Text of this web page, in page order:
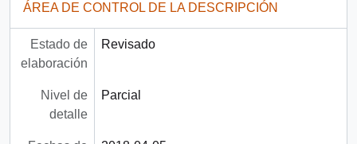
ÁREA DE CONTROL DE LA DESCRIPCIÓN
Estado de
elaboración
Revisado
Nivel de
detalle
Parcial